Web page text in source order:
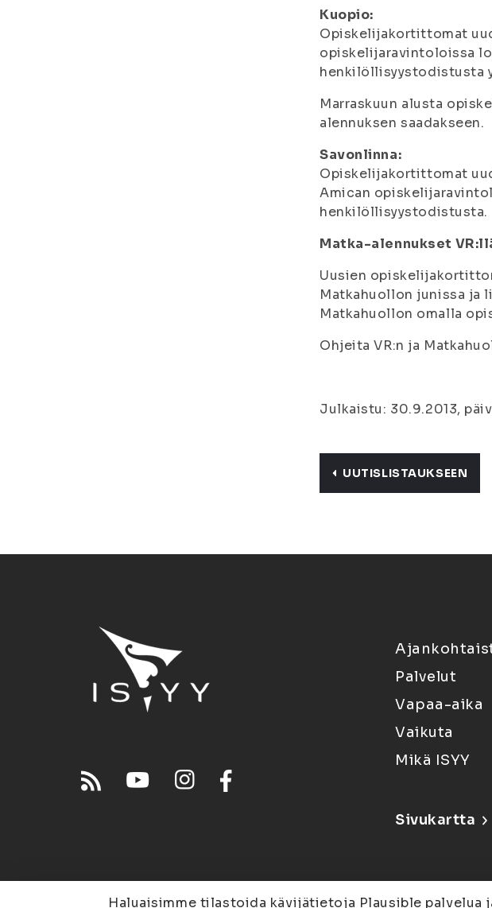
Kuopio:
Opiskelijakortittomat
opiskelijaravintoloissa
henkilöllisyystodistusta
Marraskuun alusta
alennuksen saadakseen.
Savonlinna:
Opiskelijakortittomat
Amican
henkilöllisyystodistusta.
Matka-alennukset
Uusien
Matkahuollon junissa ja
Matkahuollon omalla
Ohjeita VR:n ja
Julkaistu: 30.9.2013,
UUTISLISTAUKSEEN
Palvelut
Vapaa-aika
Vaikuta
Mikä ISYY
Sivukartta
Haluaisimme tilastoida kävijätietoja Plausible palvelua